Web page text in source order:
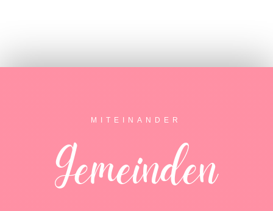
MITEINANDER
Gemeinden